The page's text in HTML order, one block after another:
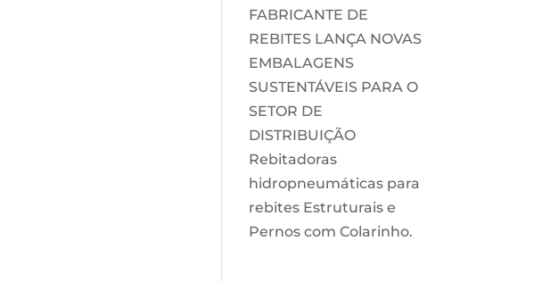
FABRICANTE DE
REBITES LANÇA NOVAS
EMBALAGENS
SUSTENTÁVEIS PARA O
SETOR DE
DISTRIBUIÇÃO
Rebitadoras
hidropneumáticas para
rebites Estruturais e
Pernos com Colarinho.